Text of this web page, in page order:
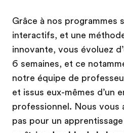
Grâce à nos programmes
interactifs, et une
innovante, vous évoluez
6 semaines, et ce
notre équipe de
et issus eux-mêmes d’un
professionnel. Nous vous
pas pour un